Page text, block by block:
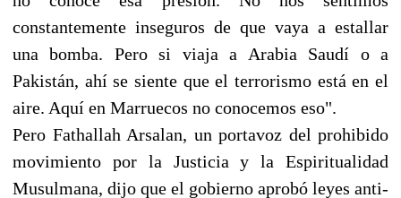
constantemente inseguros de que vaya a estallar
una bomba. Pero si viaja a Arabia Saudí o a
Pakistán, ahí se siente que el terrorismo está en el
aire. Aquí en Marruecos no conocemos eso".
Pero Fathallah Arsalan, un portavoz del prohibido
movimiento por la Justicia y la Espiritualidad
Musulmana, dijo que el gobierno aprobó leyes anti-